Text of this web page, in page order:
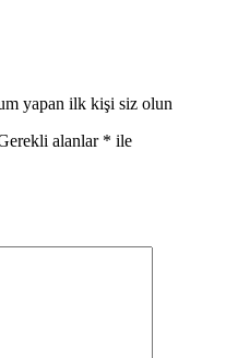
yapan ilk kişi siz olun
alanlar * ile